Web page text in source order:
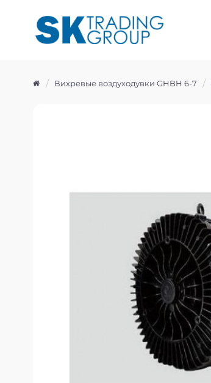
Вихревые воздуходувки GHBH 6-7